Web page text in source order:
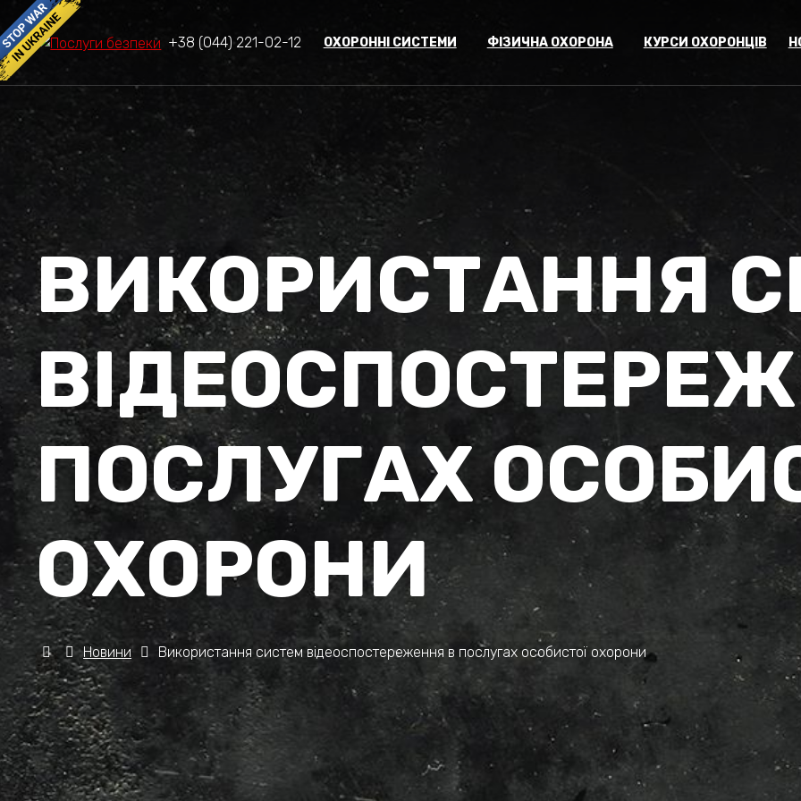
+38 (044) 221-02-12 ОХОРОННІ СИСТЕМИ ФІЗИЧНА ОХОРОНА КУРСИ ОХОРОНЦІВ
ВИКОРИСТАННЯ
ПОСЛУГАХ
ОХОРОНИ
Новини Використання систем відеоспостереження в послугах особистої охорони